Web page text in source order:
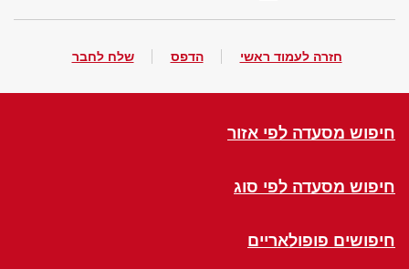
חזרה לעמוד ראשי הדפס שלח לחבר
חיפוש מסעדה לפי אזור
חיפוש מסעדה לפי סוג
חיפושים פופולאריים